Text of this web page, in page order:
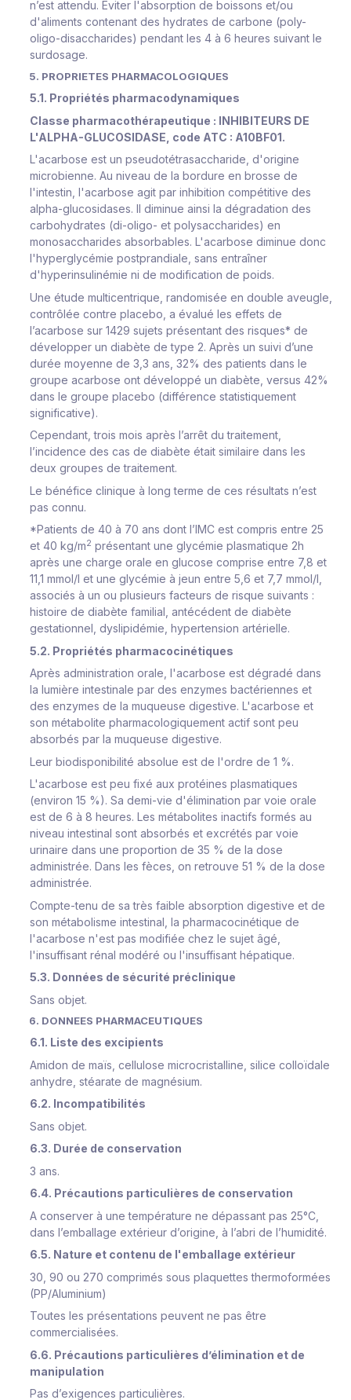
n’est attendu. Eviter l'absorption de boissons et/ou
d'aliments contenant des hydrates de carbone (poly-
oligo-disaccharides) pendant les 4 à 6 heures suivant le
surdosage.
5. PROPRIETES PHARMACOLOGIQUES
5.1. Propriétés pharmacodynamiques
Classe pharmacothérapeutique : INHIBITEURS DE
L'ALPHA-GLUCOSIDASE, code ATC : A10BF01.
L'acarbose est un pseudotétrasaccharide, d'origine
microbienne. Au niveau de la bordure en brosse de
l'intestin, l'acarbose agit par inhibition compétitive des
alpha-glucosidases. Il diminue ainsi la dégradation des
carbohydrates (di-oligo- et polysaccharides) en
monosaccharides absorbables. L'acarbose diminue donc
l'hyperglycémie postprandiale, sans entraîner
d'hyperinsulinémie ni de modification de poids.
Une étude multicentrique, randomisée en double aveugle,
contrôlée contre placebo, a évalué les effets de
l’acarbose sur 1429 sujets présentant des risques* de
développer un diabète de type 2. Après un suivi d’une
durée moyenne de 3,3 ans, 32% des patients dans le
groupe acarbose ont développé un diabète, versus 42%
dans le groupe placebo (différence statistiquement
significative).
Cependant, trois mois après l’arrêt du traitement,
l’incidence des cas de diabète était similaire dans les
deux groupes de traitement.
Le bénéfice clinique à long terme de ces résultats n’est
pas connu.
*Patients de 40 à 70 ans dont l’IMC est compris entre 25
et 40 kg/m2 présentant une glycémie plasmatique 2h
après une charge orale en glucose comprise entre 7,8 et
11,1 mmol/l et une glycémie à jeun entre 5,6 et 7,7 mmol/l,
associés à un ou plusieurs facteurs de risque suivants :
histoire de diabète familial, antécédent de diabète
gestationnel, dyslipidémie, hypertension artérielle.
5.2. Propriétés pharmacocinétiques
Après administration orale, l'acarbose est dégradé dans
la lumière intestinale par des enzymes bactériennes et
des enzymes de la muqueuse digestive. L'acarbose et
son métabolite pharmacologiquement actif sont peu
absorbés par la muqueuse digestive.
Leur biodisponibilité absolue est de l'ordre de 1 %.
L'acarbose est peu fixé aux protéines plasmatiques
(environ 15 %). Sa demi-vie d'élimination par voie orale
est de 6 à 8 heures. Les métabolites inactifs formés au
niveau intestinal sont absorbés et excrétés par voie
urinaire dans une proportion de 35 % de la dose
administrée. Dans les fèces, on retrouve 51 % de la dose
administrée.
Compte-tenu de sa très faible absorption digestive et de
son métabolisme intestinal, la pharmacocinétique de
l'acarbose n'est pas modifiée chez le sujet âgé,
l'insuffisant rénal modéré ou l'insuffisant hépatique.
5.3. Données de sécurité préclinique
Sans objet.
6. DONNEES PHARMACEUTIQUES
6.1. Liste des excipients
Amidon de maïs, cellulose microcristalline, silice colloïdale
anhydre, stéarate de magnésium.
6.2. Incompatibilités
Sans objet.
6.3. Durée de conservation
3 ans.
6.4. Précautions particulières de conservation
A conserver à une température ne dépassant pas 25°C,
dans l’emballage extérieur d’origine, à l’abri de l’humidité.
6.5. Nature et contenu de l'emballage extérieur
30, 90 ou 270 comprimés sous plaquettes thermoformées
(PP/Aluminium)
Toutes les présentations peuvent ne pas être
commercialisées.
6.6. Précautions particulières d’élimination et de
manipulation
Pas d’exigences particulières.